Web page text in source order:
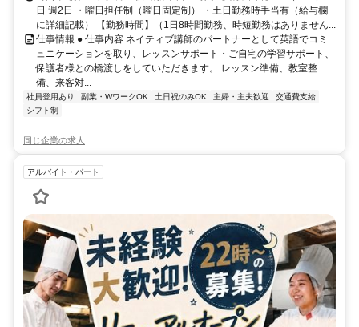
日 週2日 ・曜日担任制（曜日固定制） ・土日勤務時手当有（給与欄
に詳細記載） 【勤務時間】（1日8時間勤務、時短勤務はありません...
仕事情報 ● 仕事内容 ネイティブ講師のパートナーとして英語でコミ
ュニケーションを取り、レッスンサポート・ご自宅の学習サポート、
保護者様との橋渡しをしていただきます。 レッスン準備、教室整
備、来客対...
社員登用あり 副業・WワークOK 土日祝のみOK 主婦・主夫歓迎
交通費支給
シフト制
同じ企業の求人
アルバイト・パート